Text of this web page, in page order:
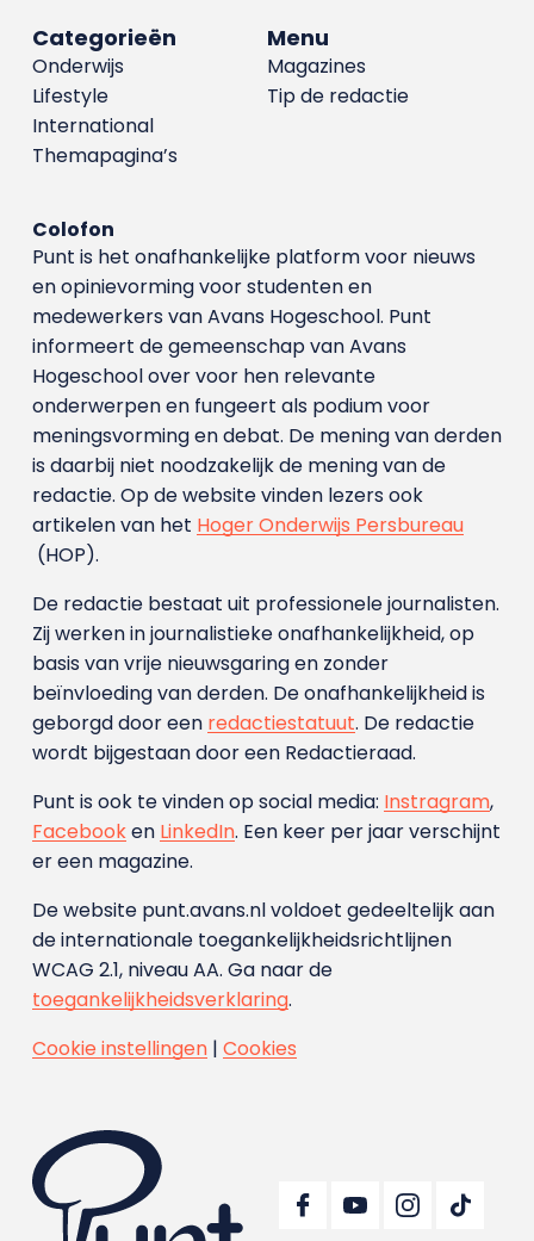
Menu
Magazines
Tip de redactie
Categorieën
Onderwijs
Lifestyle
International
Themapagina’s
Colofon
Punt is het onafhankelijke platform voor nieuws
en opinievorming voor studenten en
medewerkers van Avans Hoge­school. Punt
informeert de gemeenschap van Avans
Hogeschool over voor hen relevante
onderwerpen en fungeert als podium voor
meningsvorming en debat. De mening van derden
is daarbij niet noodzakelijk de mening van de
redactie. Op de website vinden lezers ook
artikelen van het Hoger Onderwijs Persbureau
(HOP).
De redactie bestaat uit professionele journalisten.
Zij werken in journalistieke onafhankelijkheid, op
basis van vrije nieuwsgaring en zonder
beïnvloeding van derden. De onafhankelijkheid is
geborgd door een redactiestatuut. De redactie
wordt bijgestaan door een Redactieraad.
Punt is ook te vinden op social media: Instragram,
Facebooken LinkedIn. Een keer per jaar verschijnt
er een magazine.
De website punt.avans.nl voldoet gedeeltelijk aan
de internationale toegankelijkheidsrichtlijnen
WCAG 2.1, niveau AA. Ga naar de
toegankelijkheidsverklaring.
Cookie instellingen| Cookies